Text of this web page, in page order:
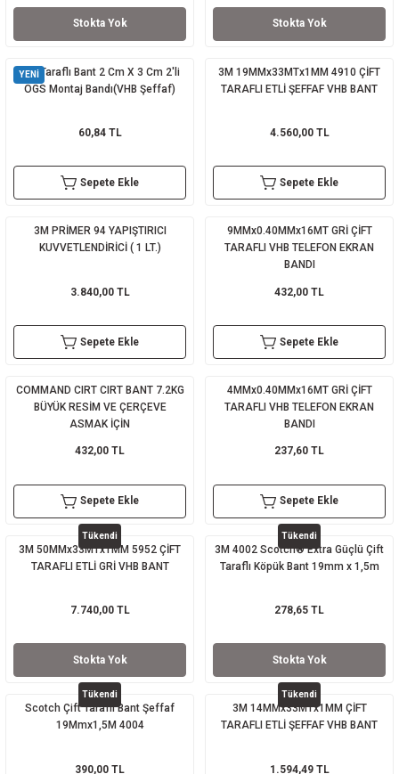
Stokta Yok Stokta Yok
YENİ
Çift Taraflı Bant 2 Cm X 3 Cm 2'li
OGS Montaj Bandı(VHB Şeffaf)
60,84 TL
Sepete Ekle
3M 19MMx33MTx1MM 4910 ÇİFT
TARAFLI ETLİ ŞEFFAF VHB BANT
4.560,00 TL
Sepete Ekle
3M PRİMER 94 YAPIŞTIRICI
KUVVETLENDİRİCİ ( 1 LT.)
3.840,00 TL
Sepete Ekle
9MMx0.40MMx16MT GRİ ÇİFT
TARAFLI VHB TELEFON EKRAN
BANDI
432,00 TL
Sepete Ekle
COMMAND CIRT CIRT BANT 7.2KG
BÜYÜK RESİM VE ÇERÇEVE
ASMAK İÇİN
432,00 TL
Sepete Ekle
4MMx0.40MMx16MT GRİ ÇİFT
TARAFLI VHB TELEFON EKRAN
BANDI
237,60 TL
Sepete Ekle
Tükendi
3M 50MMx33MTx1MM 5952 ÇİFT
TARAFLI ETLİ GRİ VHB BANT
7.740,00 TL
Stokta Yok
Tükendi
3M 4002 Scotch® Extra Güçlü Çift
Taraflı Köpük Bant 19mm x 1,5m
278,65 TL
Stokta Yok
Tükendi
Scotch Çift Taraflı Bant Şeffaf
19Mmx1,5M 4004
390,00 TL
Tükendi
3M 14MMx33MTx1MM ÇİFT
TARAFLI ETLİ ŞEFFAF VHB BANT
1.594,49 TL